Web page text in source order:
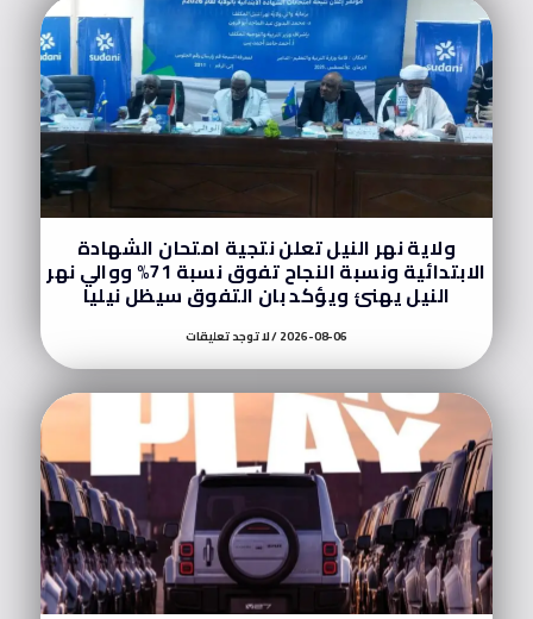
ولاية نهر النيل تعلن نتجية امتحان الشهادة
الابتدائية ونسبة النجاح تفوق نسبة 71% ووالي نهر
النيل يهنئ ويؤكد بان التفوق سيظل نيليا
2026-08-06 لا توجد تعليقات